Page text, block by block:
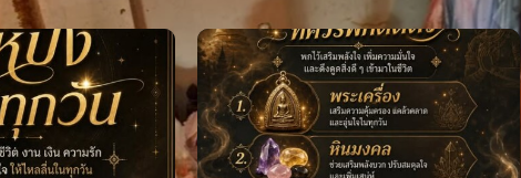
ถุงแยกไว้ ไม่ควรนำออก
นทิศทางเดียวกัน โดยหัน
ำใบเสร็จ บิลเ
สำคัญของชีวิต วางแผนเรื่องงาน การเงิน และ
ความรัก เติมกำลังใจในวันที่รู้สึกสับสน ช่วยให้
เดินหน้าต่อได้อย่างมั่นใจ เพราะเมื่อเรารู